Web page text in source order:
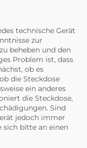
technische Gerät
zur
beheben und den
Problem ist, dass
ob es
die Steckdose
ein anderes
die Steckdose,
Sind
jedoch immer
sich bitte an einen